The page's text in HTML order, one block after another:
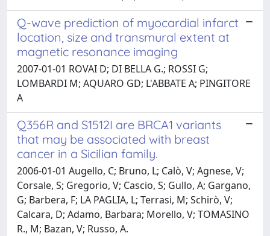
Q-wave prediction of myocardial infarct
location, size and transmural extent at
magnetic resonance imaging
2007-01-01 ROVAI D; DI BELLA G.; ROSSI G;
LOMBARDI M; AQUARO GD; L'ABBATE A; PINGITORE
A
Q356R and S1512I are BRCA1 variants
that may be associated with breast
cancer in a Sicilian family.
2006-01-01 Augello, C; Bruno, L; Calò, V; Agnese, V;
Corsale, S; Gregorio, V; Cascio, S; Gullo, A; Gargano,
G; Barbera, F; LA PAGLIA, L; Terrasi, M; Schirò, V;
Calcara, D; Adamo, Barbara; Morello, V; TOMASINO
R., M; Bazan, V; Russo, A.